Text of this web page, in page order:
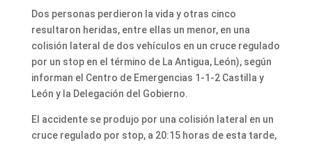
Dos personas perdieron la vida y otras cinco
resultaron heridas, entre ellas un menor, en una
colisión lateral de dos vehículos en un cruce regulado
por un stop en el término de La Antigua, León), según
informan el Centro de Emergencias 1-1-2 Castilla y
León y la Delegación del Gobierno.
El accidente se produjo por una colisión lateral en un
cruce regulado por stop, a 20:15 horas de esta tarde,